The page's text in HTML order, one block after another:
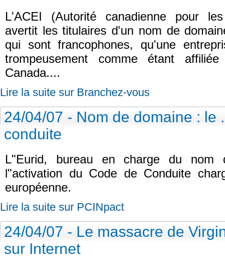
L'ACEI (Autorité canadienne pour
avertit les titulaires d'un nom de
qui sont francophones, qu'une
trompeusement comme étant
Canada....
Lire la suite sur Branchez-vous
24/04/07 - Nom de domaine : le
conduite
L"Eurid, bureau en charge du nom
l"activation du Code de Conduite
européenne.
Lire la suite sur PCINpact
24/04/07 - Le massacre de
sur Internet